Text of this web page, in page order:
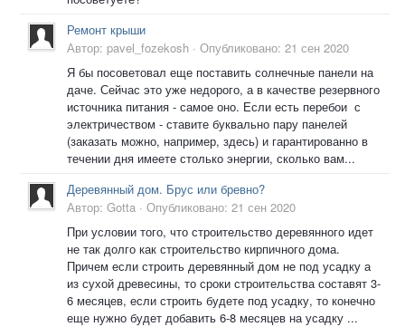
Ремонт крыши
Автор: pavel_fozekosh · Опубликовано: 21 сен 2020
Я бы посоветовал еще поставить солнечные панели на
даче. Сейчас это уже недорого, а в качестве резервного
источника питания - самое оно. Если есть перебои с
электричеством - ставите буквально пару панелей
(заказать можно, например, здесь) и гарантированно в
течении дня имеете столько энергии, сколько вам...
Деревянный дом. Брус или бревно?
Автор: Gotta · Опубликовано: 21 сен 2020
При условии того, что строительство деревянного идет
не так долго как строительство кирпичного дома.
Причем если строить деревянный дом не под усадку а
из сухой древесины, то сроки строительства составят 3-
6 месяцев, если строить будете под усадку, то конечно
еще нужно будет добавить 6-8 месяцев на усадку ...